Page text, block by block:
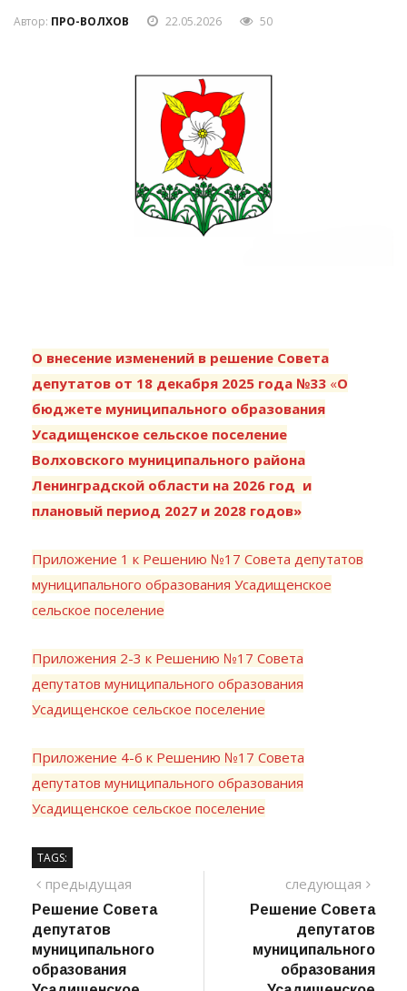
Автор: ПРО-ВОЛХОВ 22.05.2026 50
О внесение изменений в решение Совета
депутатов от 18 декабря 2025 года №33 «О
бюджете муниципального образования
Усадищенское сельское поселение
Волховского муниципального района
Ленинградской области на 2026 год и
плановый период 2027 и 2028 годов»
Приложение 1 к Решению №17 Совета депутатов
муниципального образования Усадищенское
сельское поселение
Приложения 2-3 к Решению №17 Совета
депутатов муниципального образования
Усадищенское сельское поселение
Приложение 4-6 к Решению №17 Совета
депутатов муниципального образования
Усадищенское сельское поселение
TAGS:
Навигация
по
записям
предыдущая
Решение Совета
депутатов
муниципального
образования
следующая
пост
Решение Совета
депутатов
муниципального
образования